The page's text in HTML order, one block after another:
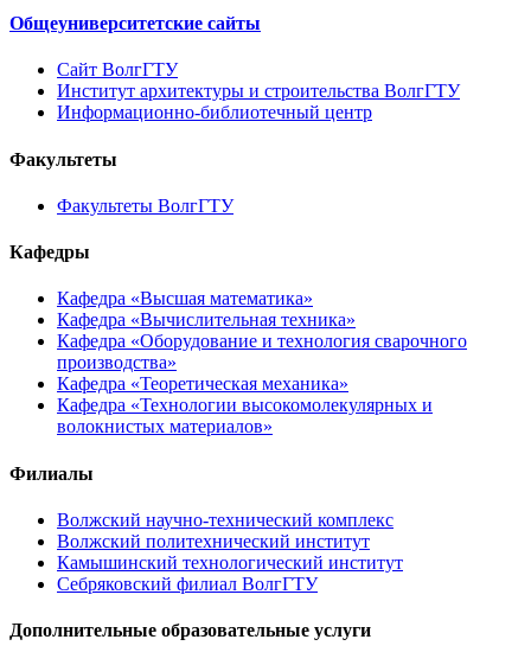
Общеуниверситетские сайты
Сайт ВолгГТУ
Институт архитектуры и строительства ВолгГТУ
Информационно-библиотечный центр
Факультеты
Факультеты ВолгГТУ
Кафедры
Кафедра «Высшая математика»
Кафедра «Вычислительная техника»
Кафедра «Оборудование и технология сварочного
производства»
Кафедра «Теоретическая механика»
Кафедра «Технологии высокомолекулярных и
волокнистых материалов»
Филиалы
Волжский научно-технический комплекс
Волжский политехнический институт
Камышинский технологический институт
Себряковский филиал ВолгГТУ
Дополнительные образовательные услуги